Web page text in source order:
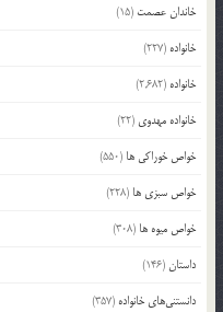
خاندان عصمت (15)
خانواده (227)
خانواده (2,682)
خانواده مهدوی (22)
خواص خوراکی ها (550)
خواص سبزی ها (228)
خواص میوه ها (308)
داستان(146)
دانستنی‌های خانواده (357)